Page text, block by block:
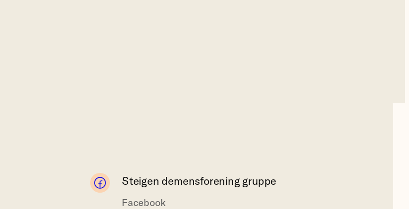
Steigen demensforening gruppe
Facebook